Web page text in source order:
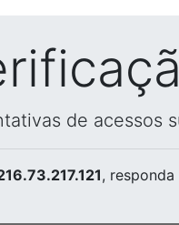
de acessos
,